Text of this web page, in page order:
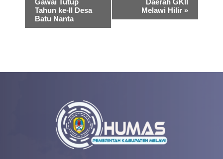
e
N
Gawai Tutup
Tahun ke-II Desa
Batu Nanta
Daerah GKII
Melawi Hilir »